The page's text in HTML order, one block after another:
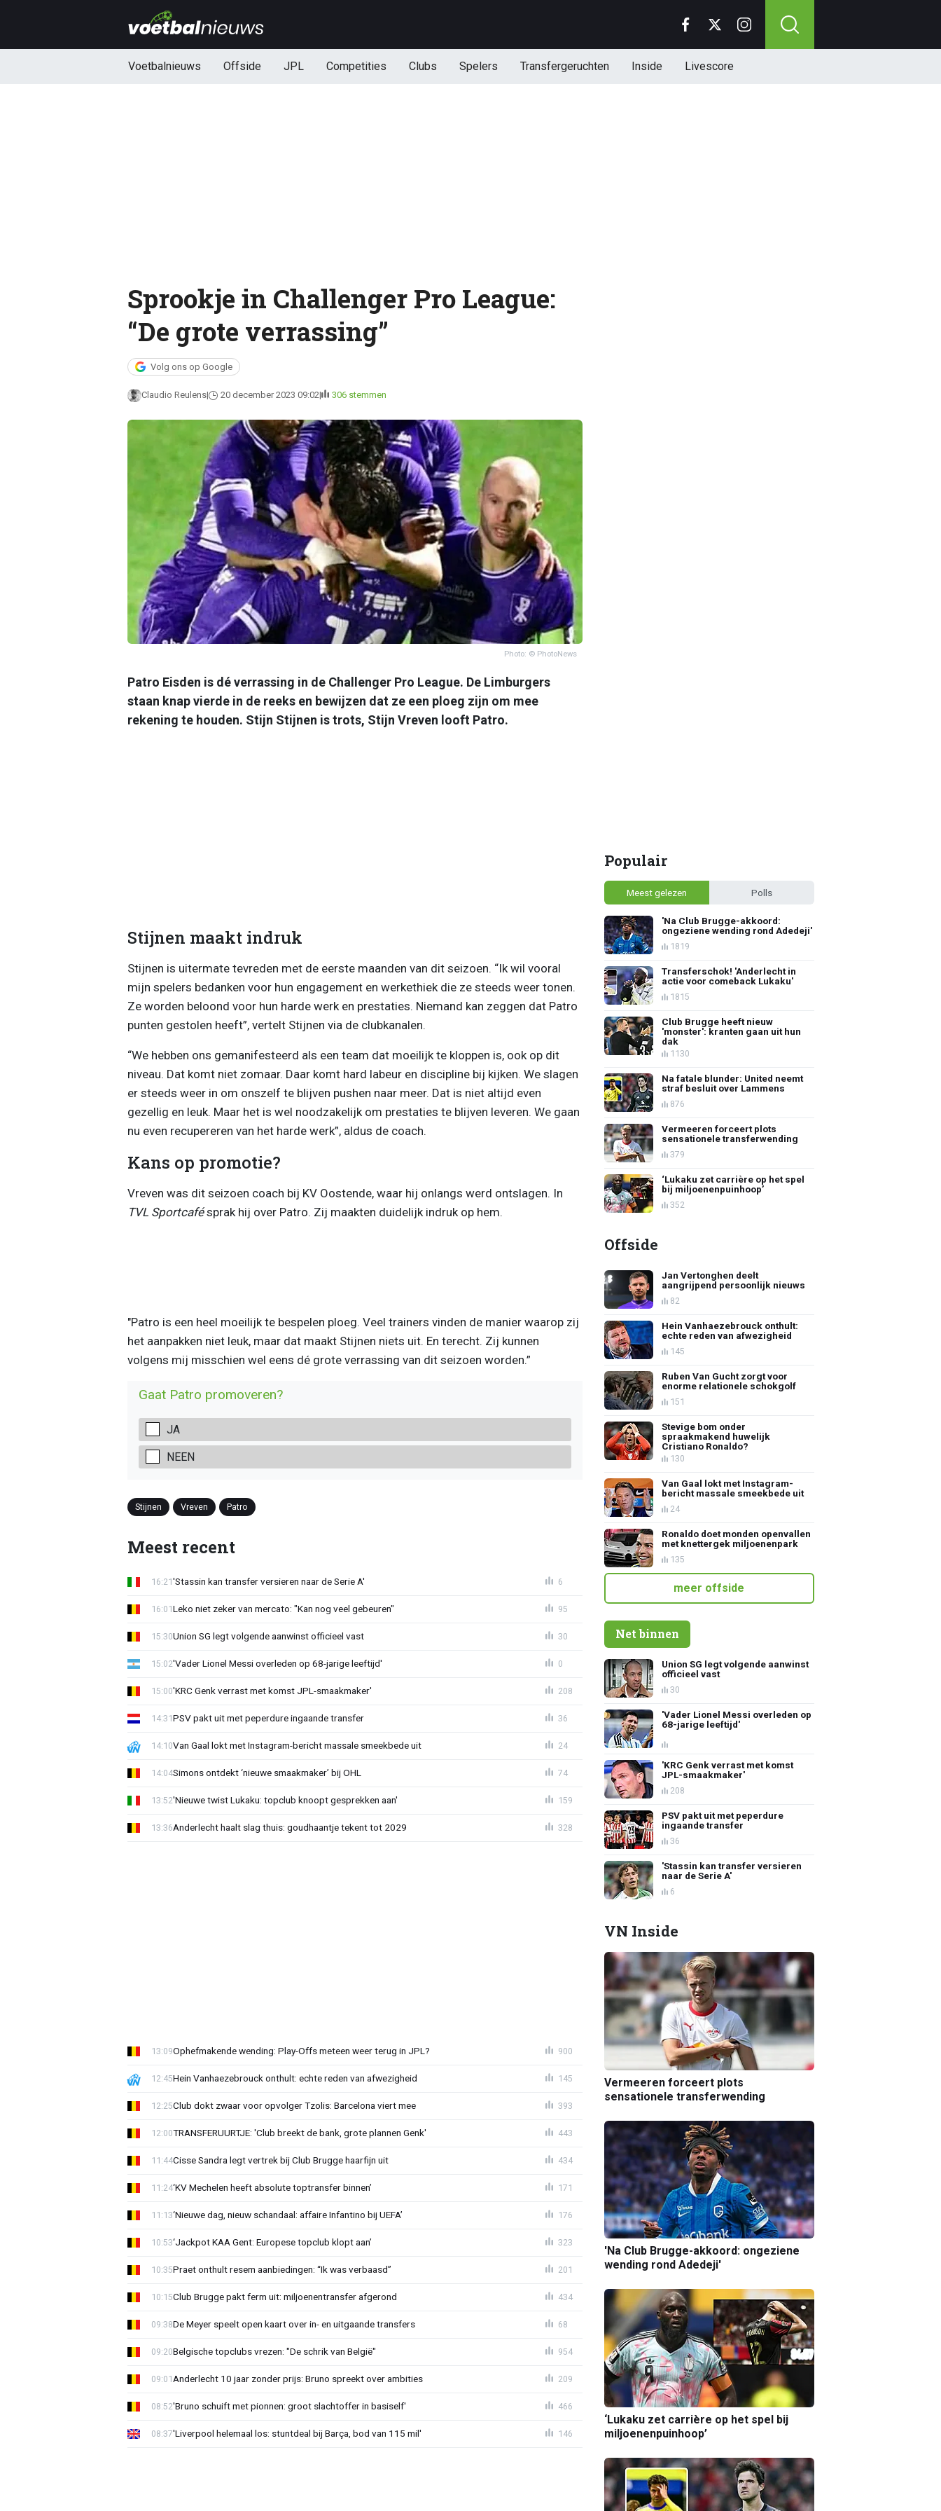
Voetbalnieuws Offside JPL Competities Clubs Spelers Transfergeruchten Inside Livescore
Sprookje in Challenger Pro League:
“De grote verrassing”
Volg ons op Google
Claudio Reulens 20 december 2023 09:02 306 stemmen
Photo: © PhotoNews
Patro Eisden is dé verrassing in de Challenger Pro League. De Limburgers
staan knap vierde in de reeks en bewijzen dat ze een ploeg zijn om mee
rekening te houden. Stijn Stijnen is trots, Stijn Vreven looft Patro.
Stijnen maakt indruk
Stijnen is uitermate tevreden met de eerste maanden van dit seizoen. “Ik wil vooral
mijn spelers bedanken voor hun engagement en werkethiek die ze steeds weer tonen.
Ze worden beloond voor hun harde werk en prestaties. Niemand kan zeggen dat Patro
punten gestolen heeft”, vertelt Stijnen via de clubkanalen.
“We hebben ons gemanifesteerd als een team dat moeilijk te kloppen is, ook op dit
niveau. Dat komt niet zomaar. Daar komt hard labeur en discipline bij kijken. We slagen
er steeds weer in om onszelf te blijven pushen naar meer. Dat is niet altijd even
gezellig en leuk. Maar het is wel noodzakelijk om prestaties te blijven leveren. We gaan
nu even recupereren van het harde werk”, aldus de coach.
Kans op promotie?
Vreven was dit seizoen coach bij KV Oostende, waar hij onlangs werd ontslagen. In
TVL Sportcafésprak hij over Patro. Zij maakten duidelijk indruk op hem.
"Patro is een heel moeilijk te bespelen ploeg. Veel trainers vinden de manier waarop zij
het aanpakken niet leuk, maar dat maakt Stijnen niets uit. En terecht. Zij kunnen
volgens mij misschien wel eens dé grote verrassing van dit seizoen worden.”
Gaat Patro promoveren?
JA
NEEN
Stijnen Vreven Patro
Meest recent
'Stassin kan transfer versieren naar de Serie A'
16:21 6
Leko niet zeker van mercato: "Kan nog veel gebeuren"
16:01 95
Union SG legt volgende aanwinst officieel vast
15:30 30
'Vader Lionel Messi overleden op 68-jarige leeftijd'
15:02 0
'KRC Genk verrast met komst JPL-smaakmaker'
15:00 208
PSV pakt uit met peperdure ingaande transfer
14:31 36
Van Gaal lokt met Instagram-bericht massale smeekbede uit
14:10 24
Simons ontdekt ‘nieuwe smaakmaker’ bij OHL
14:04 74
'Nieuwe twist Lukaku: topclub knoopt gesprekken aan'
13:52 159
Anderlecht haalt slag thuis: goudhaantje tekent tot 2029
13:36 328
Ophefmakende wending: Play-Offs meteen weer terug in JPL?
13:09 900
Hein Vanhaezebrouck onthult: echte reden van afwezigheid
12:45 145
Club dokt zwaar voor opvolger Tzolis: Barcelona viert mee
12:25 393
TRANSFERUURTJE: 'Club breekt de bank, grote plannen Genk'
12:00 443
Cisse Sandra legt vertrek bij Club Brugge haarfijn uit
11:44 434
‘KV Mechelen heeft absolute toptransfer binnen’
11:24 171
‘Nieuwe dag, nieuw schandaal: affaire Infantino bij UEFA’
11:13 176
‘Jackpot KAA Gent: Europese topclub klopt aan’
10:53 323
Praet onthult resem aanbiedingen: “Ik was verbaasd”
10:35 201
Club Brugge pakt ferm uit: miljoenentransfer afgerond
10:15 434
De Meyer speelt open kaart over in- en uitgaande transfers
09:38 68
Belgische topclubs vrezen: "De schrik van België"
09:20 954
Anderlecht 10 jaar zonder prijs: Bruno spreekt over ambities
09:01 209
'Bruno schuift met pionnen: groot slachtoffer in basiself'
08:52 466
'Liverpool helemaal los: stuntdeal bij Barça, bod van 115 mil'
08:37 146
Populair
Meest gelezen Polls
'Na Club Brugge-akkoord:
ongeziene wending rond Adedeji'
1819
Transferschok! 'Anderlecht in
actie voor comeback Lukaku'
1815
Club Brugge heeft nieuw
'monster': kranten gaan uit hun
dak
1130
Na fatale blunder: United neemt
straf besluit over Lammens
876
Vermeeren forceert plots
sensationele transferwending
379
‘Lukaku zet carrière op het spel
bij miljoenenpuinhoop’
352
Offside
Jan Vertonghen deelt
aangrijpend persoonlijk nieuws
82
Hein Vanhaezebrouck onthult:
echte reden van afwezigheid
145
Ruben Van Gucht zorgt voor
enorme relationele schokgolf
151
Stevige bom onder
spraakmakend huwelijk
Cristiano Ronaldo?
130
Van Gaal lokt met Instagram-
bericht massale smeekbede uit
24
Ronaldo doet monden openvallen
met knettergek miljoenenpark
135
meer offside
Net binnen
Union SG legt volgende aanwinst
officieel vast
30
'Vader Lionel Messi overleden op
68-jarige leeftijd'
'KRC Genk verrast met komst
JPL-smaakmaker'
208
PSV pakt uit met peperdure
ingaande transfer
36
'Stassin kan transfer versieren
naar de Serie A'
6
VN Inside
Vermeeren forceert plots
sensationele transferwending
'Na Club Brugge-akkoord: ongeziene
wending rond Adedeji'
‘Lukaku zet carrière op het spel bij
miljoenenpuinhoop’